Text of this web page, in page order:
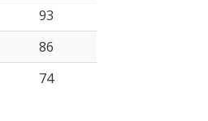
93
86
74